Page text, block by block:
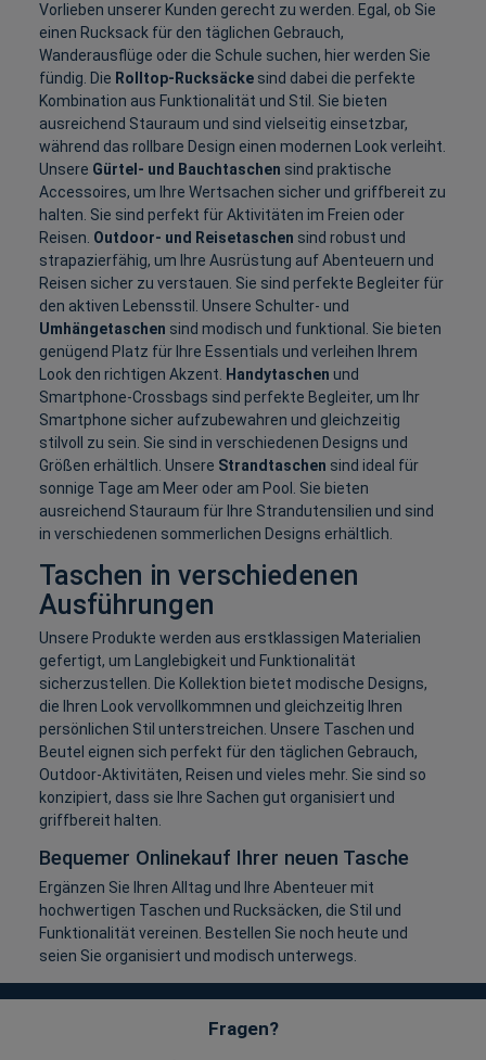
Vorlieben unserer Kunden gerecht zu werden. Egal, ob Sie
einen Rucksack für den täglichen Gebrauch,
Wanderausflüge oder die Schule suchen, hier werden Sie
fündig. Die Rolltop-Rucksäcke sind dabei die perfekte
Kombination aus Funktionalität und Stil. Sie bieten
ausreichend Stauraum und sind vielseitig einsetzbar,
während das rollbare Design einen modernen Look verleiht.
Unsere Gürtel- und Bauchtaschen sind praktische
Accessoires, um Ihre Wertsachen sicher und griffbereit zu
halten. Sie sind perfekt für Aktivitäten im Freien oder
Reisen. Outdoor- und Reisetaschen sind robust und
strapazierfähig, um Ihre Ausrüstung auf Abenteuern und
Reisen sicher zu verstauen. Sie sind perfekte Begleiter für
den aktiven Lebensstil. Unsere Schulter- und
Umhängetaschen sind modisch und funktional. Sie bieten
genügend Platz für Ihre Essentials und verleihen Ihrem
Look den richtigen Akzent.
Handytaschen und
Smartphone-Crossbags sind perfekte Begleiter, um Ihr
Smartphone sicher aufzubewahren und gleichzeitig
stilvoll zu sein. Sie sind in verschiedenen Designs und
Größen erhältlich. Unsere Strandtaschen sind ideal für
sonnige Tage am Meer oder am Pool. Sie bieten
ausreichend Stauraum für Ihre Strandutensilien und sind
in verschiedenen sommerlichen Designs erhältlich.
Taschen in verschiedenen
Ausführungen
Unsere Produkte werden aus erstklassigen Materialien
gefertigt, um Langlebigkeit und Funktionalität
sicherzustellen. Die Kollektion bietet modische Designs,
die Ihren Look vervollkommnen und gleichzeitig Ihren
persönlichen Stil unterstreichen. Unsere Taschen und
Beutel eignen sich perfekt für den täglichen Gebrauch,
Outdoor-Aktivitäten, Reisen und vieles mehr. Sie sind so
konzipiert, dass sie Ihre Sachen gut organisiert und
griffbereit halten.
Bequemer Onlinekauf Ihrer neuen Tasche
Ergänzen Sie Ihren Alltag und Ihre Abenteuer mit
hochwertigen Taschen und Rucksäcken, die Stil und
Funktionalität vereinen. Bestellen Sie noch heute und
seien Sie organisiert und modisch unterwegs.
Fragen?